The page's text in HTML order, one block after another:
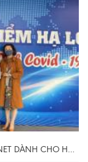
CUỘC THI OLYMPIC TIẾNG ANH TRÊN INTERNET DÀNH CHO HỌC SINH PHỔ THÔNG NĂM HỌC 2021-2022